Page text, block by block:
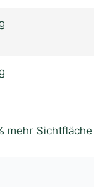
mehr Sichtfläche